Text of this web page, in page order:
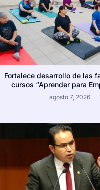
Fortalece desarrollo de las
cursos “Aprender para
agosto 7, 2026